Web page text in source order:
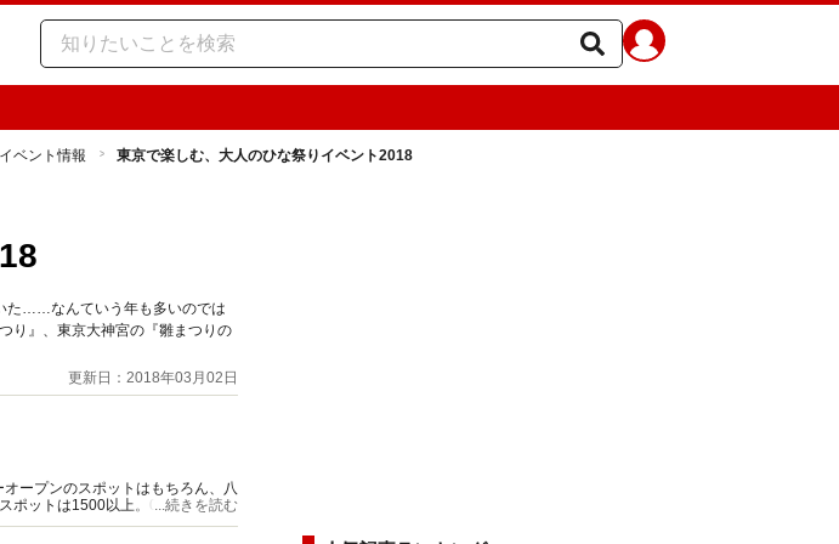
ベント情報 東京で楽しむ、大人のひな祭りイベント2018
た……なんていう年も多いのでは
り』、東京大神宮の『雛まつりの
更新日：2018年03月02日
ープンのスポットはもちろん、八
ポットは1500以上。08年に独立
...続きを読む